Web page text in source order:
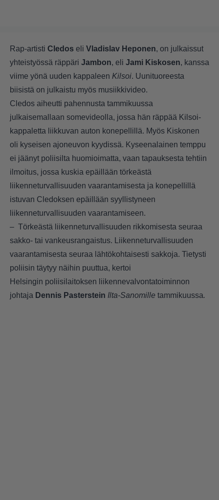
Rap-artisti Cledos eli Vladislav Heponen, on julkaissut
yhteistyössä räppäri Jambon, eli Jami Kiskosen, kanssa
viime yönä uuden kappaleen Kilsoi. Uunituoreesta
biisistä on julkaistu myös musiikkivideo.
Cledos aiheutti pahennusta tammikuussa
julkaisemallaan somevideolla, jossa hän räppää Kilsoi-
kappaletta liikkuvan auton konepellillä. Myös Kiskonen
oli kyseisen ajoneuvon kyydissä. Kyseenalainen temppu
ei jäänyt poliisilta huomioimatta, vaan tapauksesta tehtiin
ilmoitus, jossa kuskia epäillään törkeästä
liikenneturvallisuuden vaarantamisesta ja konepellillä
istuvan Cledoksen epäillään syyllistyneen
liikenneturvallisuuden vaarantamiseen.
– Törkeästä liikenneturvallisuuden rikkomisesta seuraa
sakko- tai vankeusrangaistus. Liikenneturvallisuuden
vaarantamisesta seuraa lähtökohtaisesti sakkoja. Tietysti
poliisin täytyy näihin puuttua, kertoi
Helsingin poliisilaitoksen liikennevalvontatoiminnon
johtaja Dennis Pasterstein Ilta-Sanomille tammikuussa.